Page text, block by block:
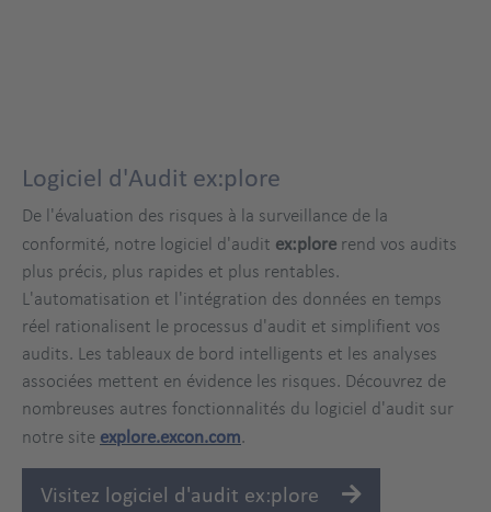
Logiciel d'Audit ex:plore
De l'évaluation des risques à la surveillance de la
conformité, notre logiciel d'audit ex:plore rend vos audits
plus précis, plus rapides et plus rentables.
L'automatisation et l'intégration des données en temps
réel rationalisent le processus d'audit et simplifient vos
audits. Les tableaux de bord intelligents et les analyses
associées mettent en évidence les risques. Découvrez de
nombreuses autres fonctionnalités du logiciel d'audit sur
notre site explore.excon.com.
Visitez logiciel d'audit ex:plore
Zweispaltig